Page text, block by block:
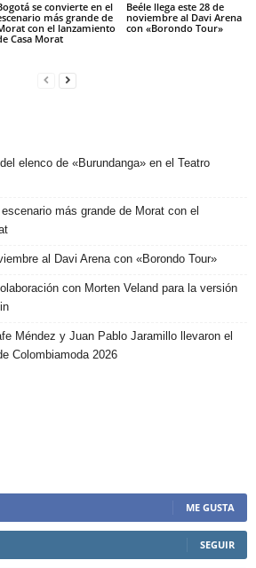
se convierte en el
más grande de
con el lanzamiento
Casa Morat
Beéle llega este 28 de
noviembre al Davi Arena
con «Borondo Tour»
elenco de «Burundanga» en el Teatro
más grande de Morat con el
al Davi Arena con «Borondo Tour»
con Morten Veland para la versión
Méndez y Juan Pablo Jaramillo llevaron el
Colombiamoda 2026
ME GUSTA
SEGUIR